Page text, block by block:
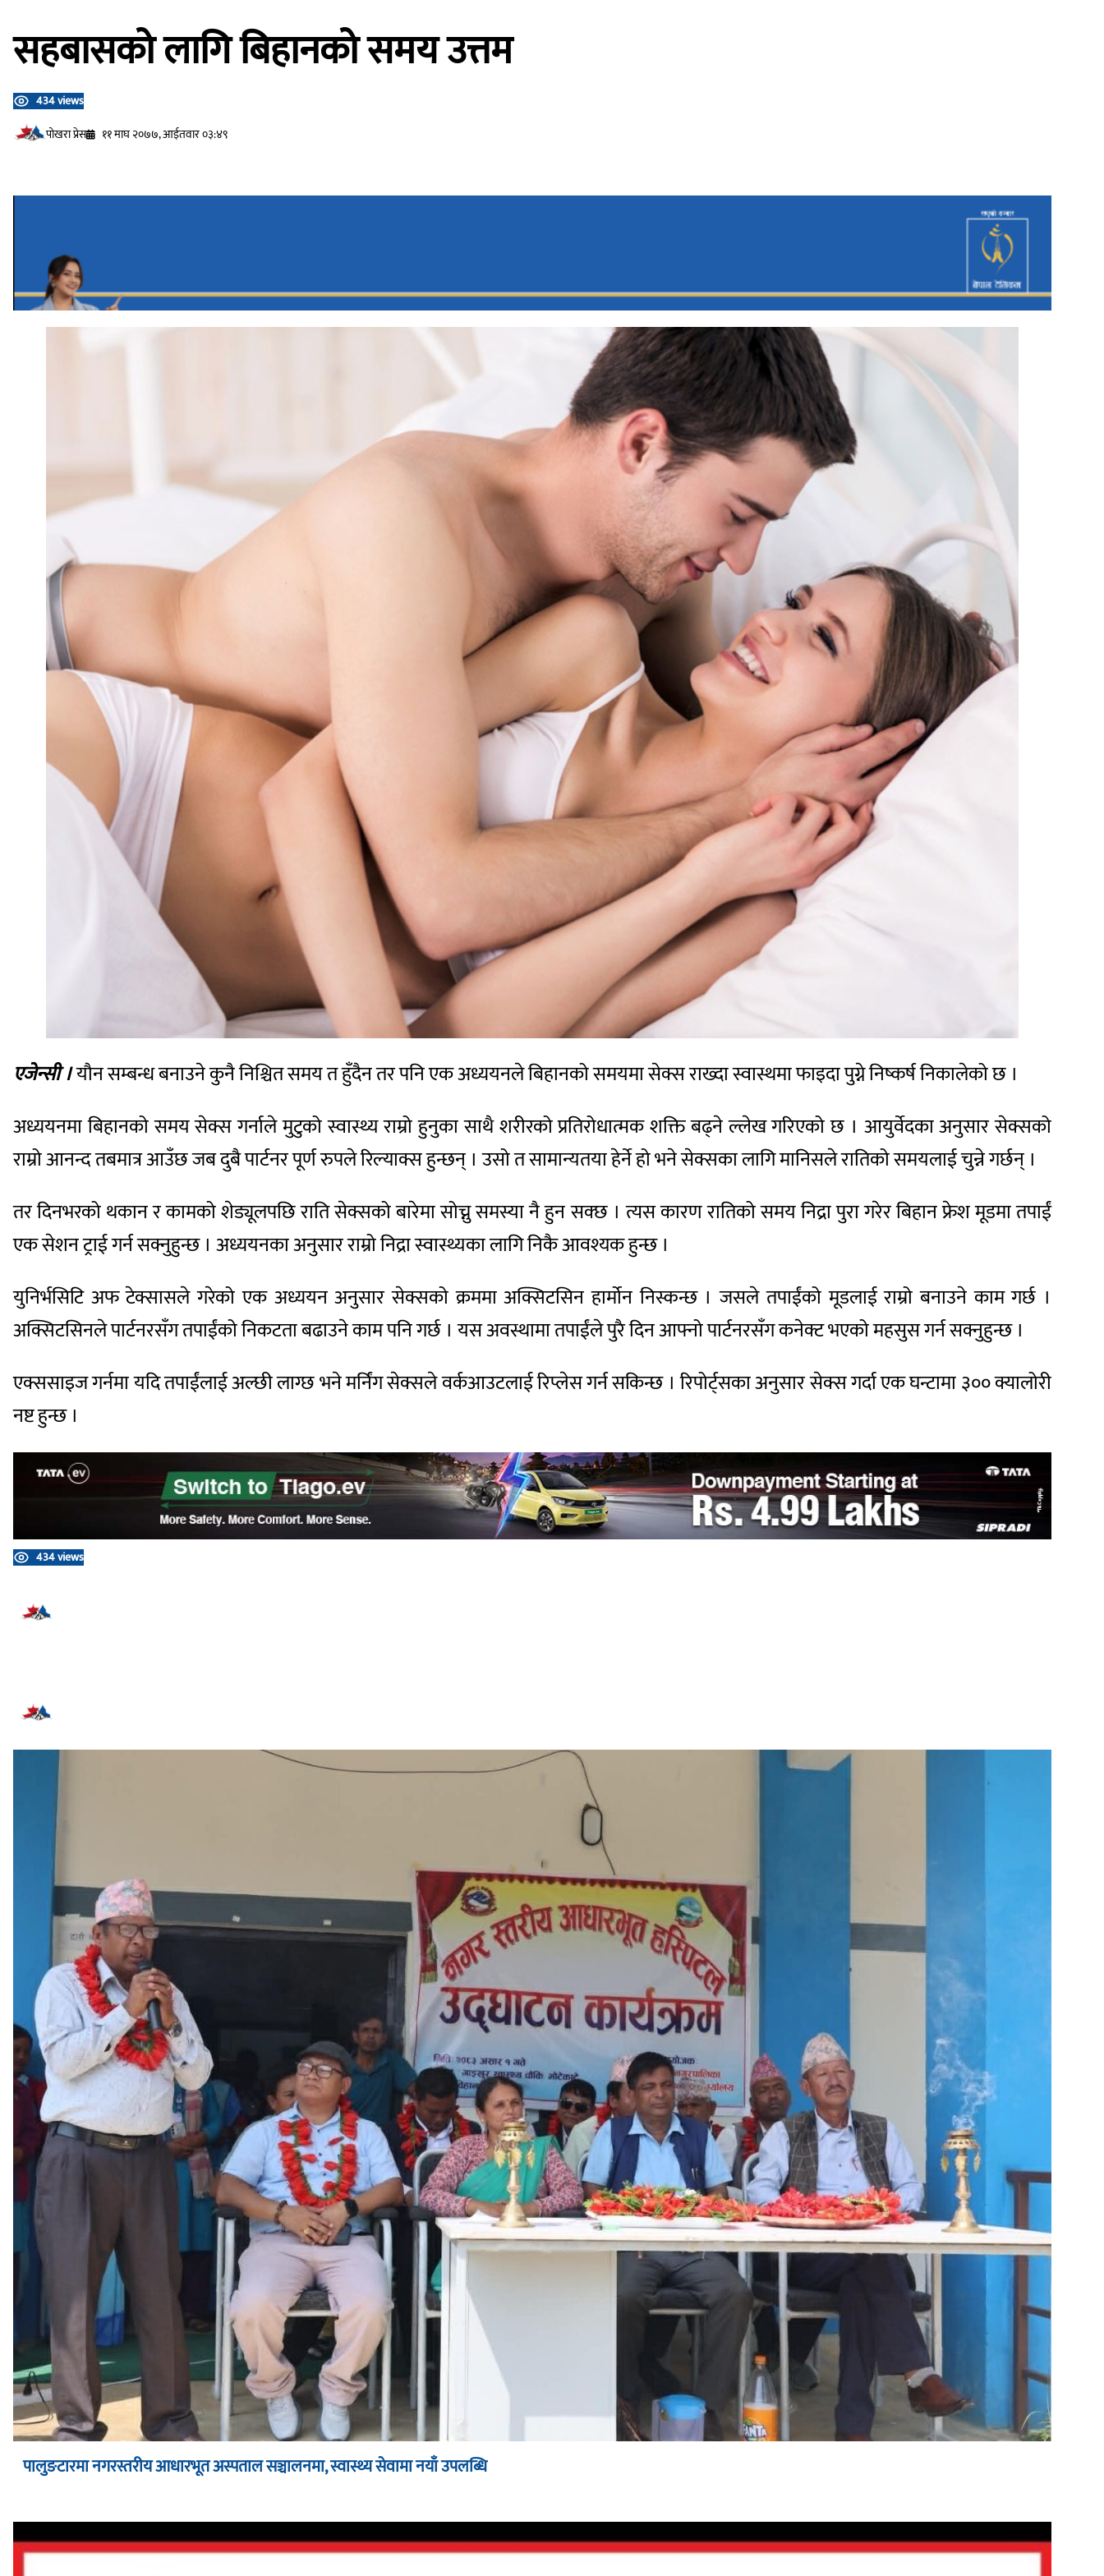
सहबासको लागि बिहानको समय उत्तम
434 views
प‍ोखरा प्रेस
११ माघ २०७७, आईतवार ०३:४९
एजेन्सी ।यौन सम्बन्ध बनाउने कुनै निश्चित समय त हुँदैन तर पनि एक अध्ययनले बिहानको समयमा सेक्स राख्दा स्वास्थमा फाइदा पुग्ने निष्कर्ष निकालेको छ ।
अध्ययनमा बिहानको समय सेक्स गर्नाले मुटुको स्वास्थ्य राम्रो हुनुका साथै शरीरको प्रतिरोधात्मक शक्ति बढ्ने ल्लेख गरिएको छ । आयुर्वेदका अनुसार सेक्सको
राम्रो आनन्द तबमात्र आउँछ जब दुबै पार्टनर पूर्ण रुपले रिल्याक्स हुन्छन् । उसो त सामान्यतया हेर्ने हो भने सेक्सका लागि मानिसले रातिको समयलाई चुन्ने गर्छन् ।
तर दिनभरको थकान र कामको शेड्यूलपछि राति सेक्सको बारेमा सोच्नु समस्या नै हुन सक्छ । त्यस कारण रातिको समय निद्रा पुरा गरेर बिहान फ्रेश मूडमा तपाईं
एक सेशन ट्राई गर्न सक्नुहुन्छ । अध्ययनका अनुसार राम्रो निद्रा स्वास्थ्यका लागि निकै आवश्यक हुन्छ ।
युनिर्भसिटि अफ टेक्सासले गरेको एक अध्ययन अनुसार सेक्सको क्रममा अक्सिटसिन हार्मोन निस्कन्छ । जसले तपाईंको मूडलाई राम्रो बनाउने काम गर्छ ।
अक्सिटसिनले पार्टनरसँग तपाईंको निकटता बढाउने काम पनि गर्छ । यस अवस्थामा तपाईंले पुरै दिन आफ्नो पार्टनरसँग कनेक्ट भएको महसुस गर्न सक्नुहुन्छ ।
एक्ससाइज गर्नमा यदि तपाईंलाई अल्छी लाग्छ भने मर्निंग सेक्सले वर्कआउटलाई रिप्लेस गर्न सकिन्छ । रिपोर्ट्सका अनुसार सेक्स गर्दा एक घन्टामा ३०० क्यालोरी
नष्ट हुन्छ ।
434 views
पालुङटारमा नगरस्तरीय आधारभूत अस्पताल सञ्चालनमा, स्वास्थ्य सेवामा नयाँ उपलब्धि